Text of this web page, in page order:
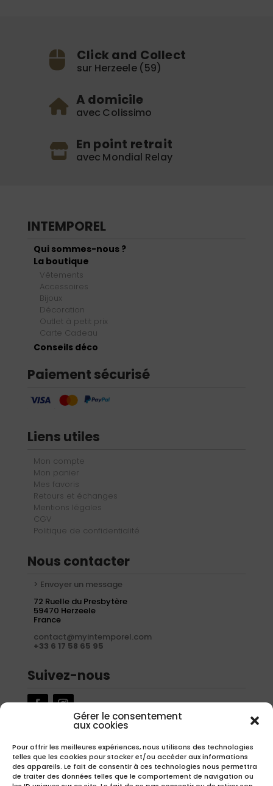
Gérer le consentement
aux cookies
Pour offrir les meilleures expériences, nous utilisons des technologies
telles que les cookies pour stocker et/ou accéder aux informations
des appareils. Le fait de consentir à ces technologies nous permettra
de traiter des données telles que le comportement de navigation ou
Click and Collect
sur Herzeele (59)
A domicile
avec Colissimo
En point retrait
avec Mondial Relay
INTEMPOREL
Qui sommes-nous ?
La boutique
Vêtements
Accessoires
Bijoux
Décoration
Outlet à petit prix
Carte Cadeau
Conseils déco
Paiement sécurisé
Liens utiles
Mon compte
Mon panier
Mes favoris
Retours et échanges
Mentions légales
CGV
Politique de confidentialité
Nous contacter
> Envoyer un message
72 Ruelle du Presbytère
59470 Herzeele
France
contact@myintemporel.com
+33 6 17 58 65 95
Suivez-nous
Inscrivez-vous à notre newsletter pour recevoir nos offres
exclusives.